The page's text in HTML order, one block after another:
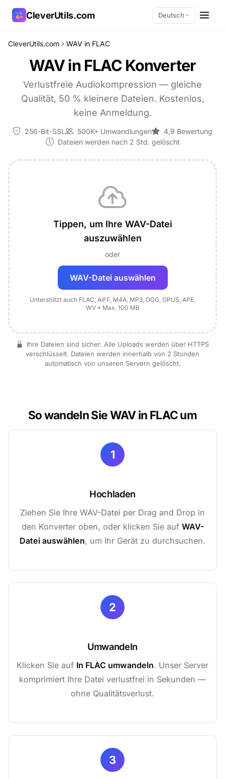
CleverUtils.com Deutsch
CleverUtils.com WAV in FLAC
WAV in FLAC Konverter
Verlustfreie Audiokompression — gleiche
Qualität, 50 % kleinere Dateien. Kostenlos,
keine Anmeldung.
256-Bit-SSL 500K+ Umwandlungen
4,9 Bewertung
Dateien werden nach 2 Std. gelöscht
Tippen, um Ihre WAV-Datei
auszuwählen
oder
WAV-Datei auswählen
Unterstützt auch FLAC, AIFF, M4A, MP3, OGG, OPUS, APE,
WV • Max. 100 MB
Ihre Dateien sind sicher. Alle Uploads werden über HTTPS
verschlüsselt. Dateien werden innerhalb von 2 Stunden
automatisch von unseren Servern gelöscht.
So wandeln Sie WAV in FLAC um
1
Hochladen
Ziehen Sie Ihre WAV-Datei per Drag and Drop in
den Konverter oben, oder klicken Sie auf WAV-
Datei auswählen, um Ihr Gerät zu durchsuchen.
2
Umwandeln
Klicken Sie auf In FLAC umwandeln. Unser Server
komprimiert Ihre Datei verlustfrei in Sekunden —
ohne Qualitätsverlust.
3
Link kopieren